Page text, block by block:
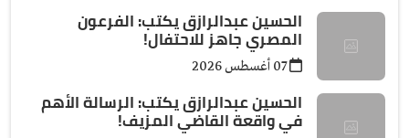
الحسين عبدالرازق يكتب: الفرعون
المصري جاهز للاحتفال!
07 أغسطس 2026
الحسين عبدالرازق يكتب: الرسالة الأهم
في واقعة القاضي المزيف!